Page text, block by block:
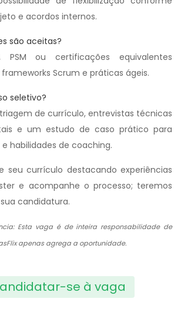
e acordos internos.
são aceitas?
PSM ou certificações equivalentes
Scrum e práticas ágeis.
seletivo?
de currículo, entrevistas técnicas
e um estudo de caso prático para
habilidades de coaching.
seu currículo destacando experiências
e acompanhe o processo; teremos
candidatura.
Esta vaga é de inteira responsabilidade de
apenas agrega a oportunidade.
se à vaga